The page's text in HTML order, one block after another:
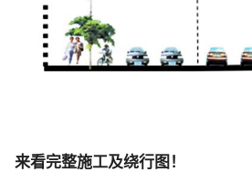
来看完整施工及绕行图！